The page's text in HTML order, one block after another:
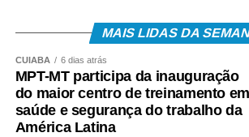
MAIS LIDAS DA
CUIABÁ 6 dias atrás
MPT-MT participa da inauguração
do maior centro de treinamento em
saúde e segurança do trabalho da
América Latina